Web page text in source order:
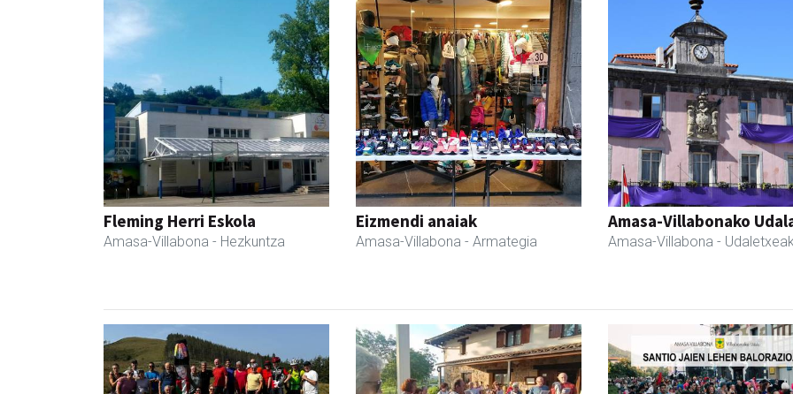
Fleming Herri Eskola
Amasa-Villabona - Hezkuntza
Eizmendi anaiak
Amasa-Villabona - Armategia
Amasa-Villabonako
Amasa-Villabona -